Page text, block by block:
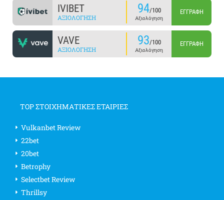
IVIBET
ΑΞΙΟΛΌΓΗΣΗ
94/100
Αξιολόγηση
ΕΓΓΡΑΦΉ
VAVE
ΑΞΙΟΛΌΓΗΣΗ
93/100
Αξιολόγηση
ΕΓΓΡΑΦΉ
TOP ΣΤΟΙΧΗΜΑΤΙΚΕΣ ΕΤΑΙΡΙΕΣ
Vulkanbet Review
22bet
20bet
Betrophy
Selectbet Review
Thrillsy